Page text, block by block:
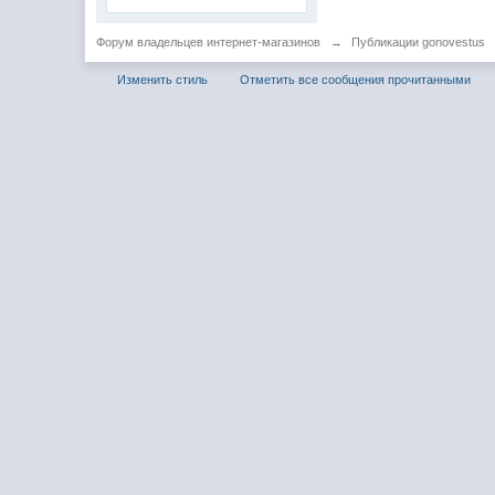
Форум владельцев интернет-магазинов → Публикации gonovestus
Изменить стиль Отметить все сообщения прочитанными